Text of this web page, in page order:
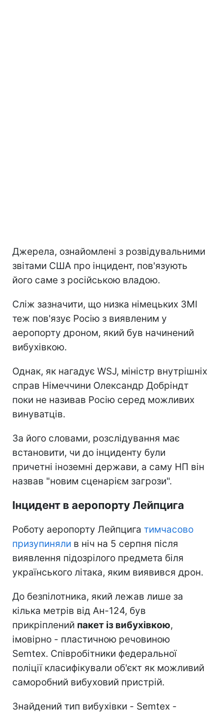
Джерела, ознайомлені з розвідувальними
звітами США про інцидент, пов'язують
його саме з російською владою.
Сліж зазначити, що низка німецьких ЗМІ
теж пов'язує Росію з виявленим у
аеропорту дроном, який був начинений
вибухівкою.
Однак, як нагадує WSJ, міністр внутрішніх
справ Німеччини Олександр Добріндт
поки не називав Росію серед можливих
винуватців.
За його словами, розслідування має
встановити, чи до інциденту були
причетні іноземні держави, а саму НП він
назвав "новим сценарієм загрози".
Інцидент в аеропорту Лейпцига
Роботу аеропорту Лейпцига тимчасово
призупиняли в ніч на 5 серпня після
виявлення підозрілого предмета біля
українського літака, яким виявився дрон.
До безпілотника, який лежав лише за
кілька метрів від Ан-124, був
прикріплений пакет із вибухівкою,
імовірно - пластичною речовиною
Semtex. Співробітники федеральної
поліції класифікували об'єкт як можливий
саморобний вибуховий пристрій.
Знайдений тип вибухівки - Semtex -